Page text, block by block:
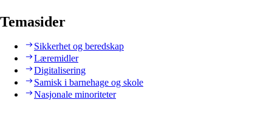
Temasider
Sikkerhet og beredskap
Læremidler
Digitalisering
Samisk i barnehage og skole
Nasjonale minoriteter